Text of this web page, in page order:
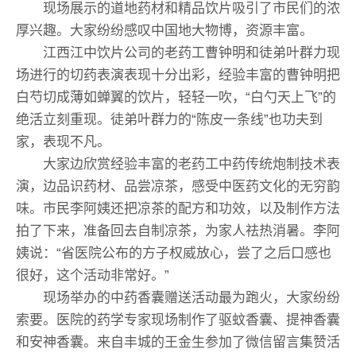
现场展示的道地药材和精品饮片吸引了市民们的浓
厚兴趣。大家纷纷感叹中国地大物博，资源丰富。
江西江中饮片公司的老药工曹钟明和徒弟叶群力现
场进行的切药表演表现十分出彩，经验丰富的曹钟明把
白芍切成薄如蝉翼的饮片，轻轻一吹，“白勺天上飞”的
绝活立刻重现。徒弟叶群力的“陈皮一条线”也功夫到
家，表现不凡。
大家边欣赏经验丰富的老药工中药传统炮制技术表
演，边品识药材、品尝凉茶，感受中医药文化的无穷韵
味。市民李阿姨还把凉茶的配方和功效，以及制作方法
拍了下来，准备回去自制凉茶，为家人祛热消暑。李阿
姨说：“省医院公布的方子权威放心，尝了之后口感也
很好，这个活动非常好。”
现场举办的中药香囊赠送活动最为跑火，大家纷纷
索要。医院的药学专家现场制作了驱蚊香囊、提神香囊
和安神香囊。来自丰城的王金生参加了微信留言集赞活